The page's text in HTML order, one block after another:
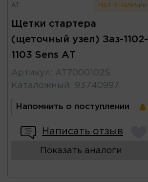
AT Нет в наличии
Щетки стартера
(щеточный узел) Заз-1102-
1103 Sens АТ
Артикул : AT7000102S
Каталожный : 93740997
Напомнить о поступлении
Написать отзыв
Показать аналоги